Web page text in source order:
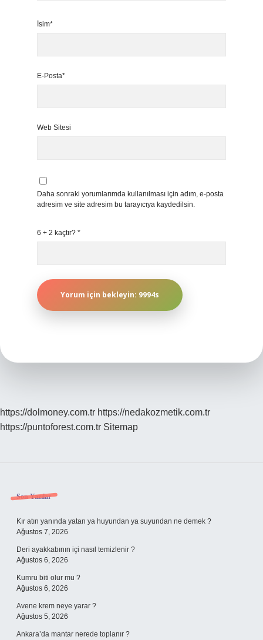
İsim*
E-Posta*
Web Sitesi
Daha sonraki yorumlarımda kullanılması için adım, e-posta
adresim ve site adresim bu tarayıcıya kaydedilsin.
6 + 2 kaçtır? *
https://dolmoney.com.tr https://nedakozmetik.com.tr
https://puntoforest.com.tr Sitemap
Sidebar
Son Yazılar
Kır atın yanında yatan ya huyundan ya suyundan ne demek ?
Ağustos 7, 2026
Deri ayakkabının içi nasıl temizlenir ?
Ağustos 6, 2026
Kumru biti olur mu ?
Ağustos 6, 2026
Avene krem neye yarar ?
Ağustos 5, 2026
Ankara’da mantar nerede toplanır ?